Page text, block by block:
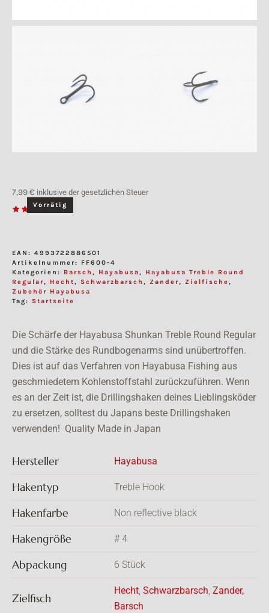
7,99€ inklusive der gesetzlichen Steuer
EAN: 4993722886501
Artikelnummer: FF600-4
Kategorien: Barsch , Hayabusa, Hayabusa Treble Round
Regular, Hecht, Schwarzbarsch , Zander, Zielfische,
Zubehör Hayabusa
Tag: Startseite
Die Schärfe der Hayabusa Shunkan Treble Round Regular
und die Stärke des Rundbogenarms sind unübertroffen.
Dies ist auf das Verfahren von Hayabusa Fishing aus
geschmiedetem Kohlenstoffstahl zurückzuführen. Wenn
es an der Zeit ist, die Drillingshaken deines Lieblingsköder
zu ersetzen, solltest du Japans beste Drillingshaken
verwenden! Quality Made in Japan
Hersteller Hayabusa
Hakentyp Treble Hook
Hakenfarbe Non reflective black
Hakengröße # 4
Abpackung 6 Stück
Zielfisch
Hecht Schwarzbarsch Zander,
Barsch
Vorrätig